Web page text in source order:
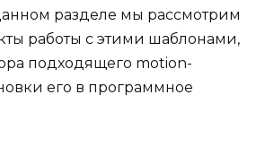
разделе мы рассмотрим
работы с этими шаблонами,
подходящего motion-
его в программное